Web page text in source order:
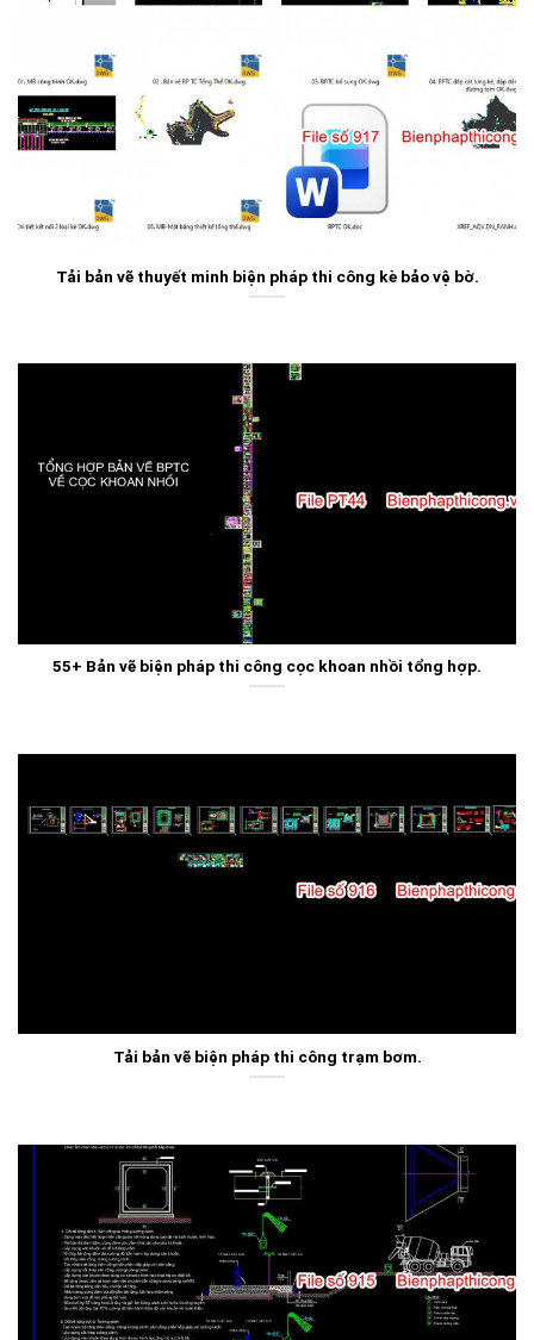
Tải bản vẽ thuyết minh biện pháp thi công kè bảo vệ bờ.
55+ Bản vẽ biện pháp thi công cọc khoan nhồi tổng hợp.
Tải bản vẽ biện pháp thi công trạm bơm.